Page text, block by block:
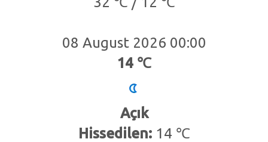
08 August 2026 00:00
14 ℃
Açık
Hissedilen:14 ℃